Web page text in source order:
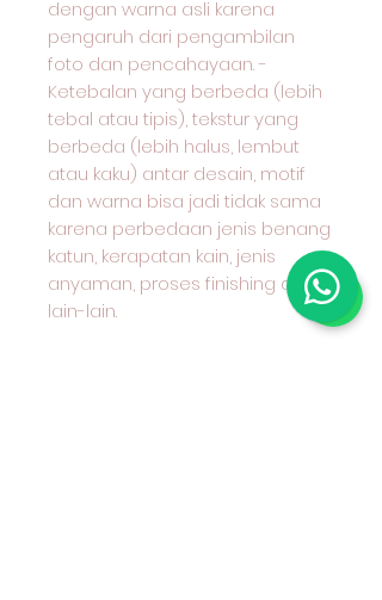
dengan warna asli karena
pengaruh dari pengambilan
foto dan pencahayaan. -
Ketebalan yang berbeda (lebih
tebal atau tipis), tekstur yang
berbeda (lebih halus, lembut
atau kaku) antar desain, motif
dan warna bisa jadi tidak sama
karena perbedaan jenis benang
katun, kerapatan kain, jenis
anyaman, proses finishing dan
lain-lain.